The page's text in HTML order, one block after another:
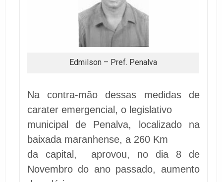
Edmilson – Pref. Penalva
Na contra-mão dessas medidas de
carater emergencial, o legislativo
municipal de Penalva, localizado na
baixada maranhense, a 260 Km
da capital, aprovou, no dia 8 de
Novembro do ano passado, aumento